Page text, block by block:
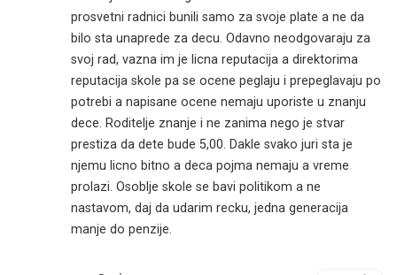
prosvetni radnici bunili samo za svoje plate a ne da
bilo sta unaprede za decu. Odavno neodgovaraju za
svoj rad, vazna im je licna reputacija a direktorima
reputacija skole pa se ocene peglaju i prepeglavaju po
potrebi a napisane ocene nemaju uporiste u znanju
dece. Roditelje znanje i ne zanima nego je stvar
prestiza da dete bude 5,00. Dakle svako juri sta je
njemu licno bitno a deca pojma nemaju a vreme
prolazi. Osoblje skole se bavi politikom a ne
nastavom, daj da udarim recku, jedna generacija
manje do penzije.